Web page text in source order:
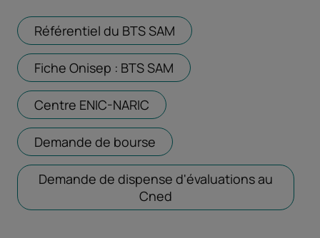
Référentiel du BTS SAM Ouvrir dans un nouvel
Fiche Onisep : BTS SAM Ouvrir dans un nouvel
Centre ENIC-NARIC Ouvrir dans un nouvel onglet
Demande de bourse Ouvrir dans un nouvel
Demande de dispense d'évaluations au
Cned Ouvrir dans un nouvel